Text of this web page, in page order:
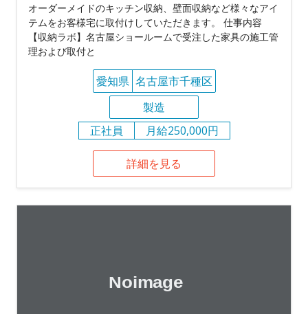
オーダーメイドのキッチン収納、壁面収納など様々なアイ
テムをお客様宅に取付けしていただきます。 仕事内容
【収納ラボ】名古屋ショールームで受注した家具の施工管
理および取付と
愛知県 名古屋市千種区
製造
正社員
月給250,000円
詳細を見る